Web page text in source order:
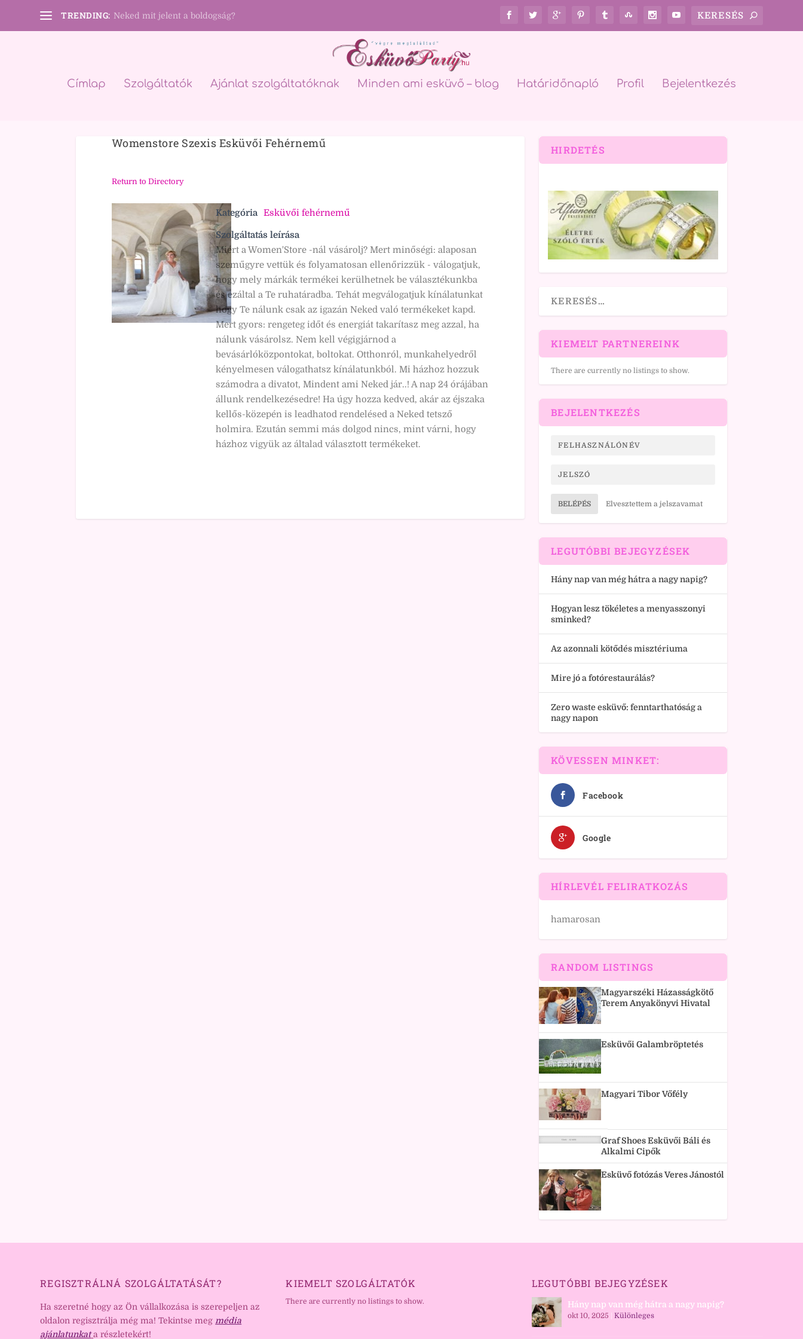
TRENDING: Neked mit jelent a boldogság?
Címlap Szolgáltatók Ajánlat szolgáltatóknak Minden ami esküvő – blog Határidőnapló Profil Bejelentkezés
Womenstore Szexis Esküvői Fehérnemű
Return to Directory
Kategória Esküvői fehérnemű
Szolgáltatás leírása
Miért a Women'Store -nál vásárolj? Mert minőségi: alaposan
szeműgyre vettük és folyamatosan ellenőrizzük - válogatjuk,
hogy mely márkák termékei kerülhetnek be választékunkba
és ezáltal a Te ruhatáradba. Tehát megválogatjuk kínálatunkat
hogy Te nálunk csak az igazán Neked való termékeket kapd.
Mert gyors: rengeteg időt és energiát takarítasz meg azzal, ha
nálunk vásárolsz. Nem kell végigjárnod a
bevásárlóközpontokat, boltokat. Otthonról, munkahelyedről
kényelmesen válogathatsz kínálatunkból. Mi házhoz hozzuk
számodra a divatot, Mindent ami Neked jár..! A nap 24 órájában
állunk rendelkezésedre! Ha úgy hozza kedved, akár az éjszaka
kellős-közepén is leadhatod rendelésed a Neked tetsző
holmira. Ezután semmi más dolgod nincs, mint várni, hogy
házhoz vigyük az általad választott termékeket.
HIRDETÉS
KIEMELT PARTNEREINK
There are currently no listings to show.
BEJELENTKEZÉS
BELÉPÉS Elvesztettem a jelszavamat
LEGUTÓBBI BEJEGYZÉSEK
Hány nap van még hátra a nagy napig?
Hogyan lesz tökéletes a menyasszonyi
sminked?
Az azonnali kötődés misztériuma
Mire jó a fotórestaurálás?
Zero waste esküvő: fenntarthatóság a
nagy napon
KÖVESSEN MINKET:
Facebook
Google
HÍRLEVÉL FELIRATKOZÁS
hamarosan
RANDOM LISTINGS
Magyarszéki Házasságkötő
Terem Anyakönyvi Hivatal
Esküvői Galambröptetés
Magyari Tibor Vőfély
Graf Shoes Esküvői Báli és
Alkalmi Cipők
Esküvő fotózás Veres Jánostól
REGISZTRÁLNÁ SZOLGÁLTATÁSÁT?
Ha szeretné hogy az Ön vállalkozása is szerepeljen az
oldalon regisztrálja még ma! Tekintse megmédia
ajánlatunkat a részletekért!
KIEMELT SZOLGÁLTATÓK
There are currently no listings to show.
LEGUTÓBBI BEJEGYZÉSEK
Hány nap van még hátra a nagy napig?
okt 10, 2025 Különleges